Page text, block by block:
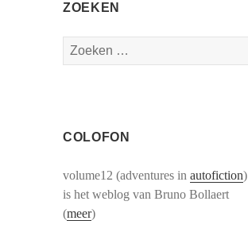
ZOEKEN
Zoeken
naar:
COLOFON
volume12 (adventures inautofiction)
is het weblog van Bruno Bollaert
(meer)